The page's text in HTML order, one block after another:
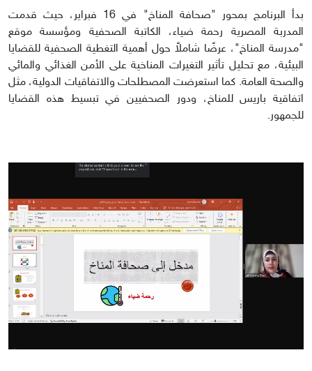
بدأ البرنامج بمحور "صحافة المناخ" في 16 فبراير، حيث قدمت
المدربة المصرية رحمة ضياء، الكاتبة الصحفية ومؤسسة موقع
"مدرسة المناخ"، عرضًا شاملاً حول أهمية التغطية الصحفية للقضايا
البيئية، مع تحليل تأثير التغيرات المناخية على الأمن الغذائي والمائي
والصحة العامة. كما استعرضت المصطلحات والاتفاقيات الدولية، مثل
اتفاقية باريس للمناخ، ودور الصحفيين في تبسيط هذه القضايا
للجمهور.